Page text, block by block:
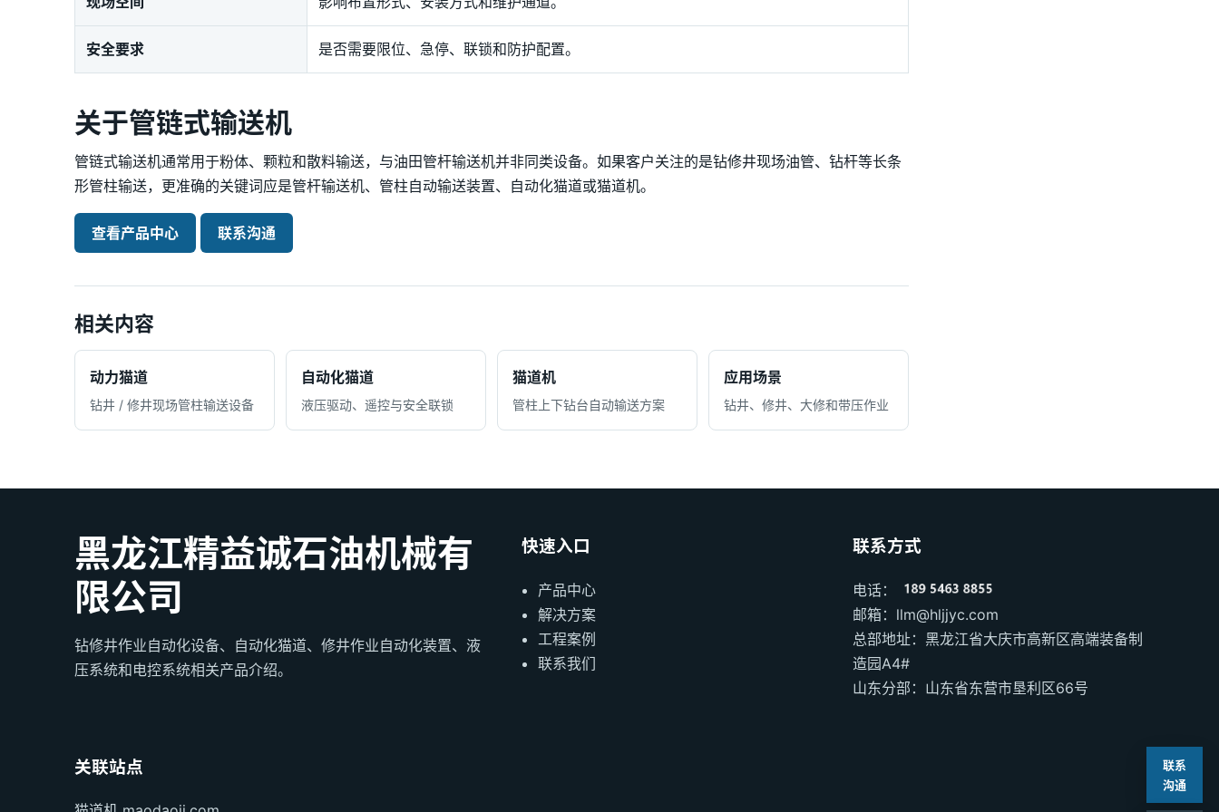
安全要求 是否需要限位、急停、联锁和防护配置。
关于管链式输送机
管链式输送机通常用于粉体、颗粒和散料输送，与油田管杆输送机并非同类设备。如果客户关注的是钻修井现场油管、钻杆等长条
形管柱输送，更准确的关键词应是管杆输送机、管柱自动输送装置、自动化猫道或猫道机。
查看产品中心 联系沟通
相关内容
动力猫道
钻井 / 修井现场管柱输送设备
自动化猫道
液压驱动、遥控与安全联锁
猫道机
管柱上下钻台自动输送方案
应用场景
钻井、修井、大修和带压作业
黑龙江精益诚石油机械有
限公司
钻修井作业自动化设备、自动化猫道、修井作业自动化装置、液
压系统和电控系统相关产品介绍。
快速入口
产品中心
解决方案
工程案例
联系我们
联系方式
电话：
邮箱：llm@hljjyc.com
总部地址：黑龙江省大庆市高新区高端装备制
造园A4#
山东分部：山东省东营市垦利区66号
关联站点
联系
沟通